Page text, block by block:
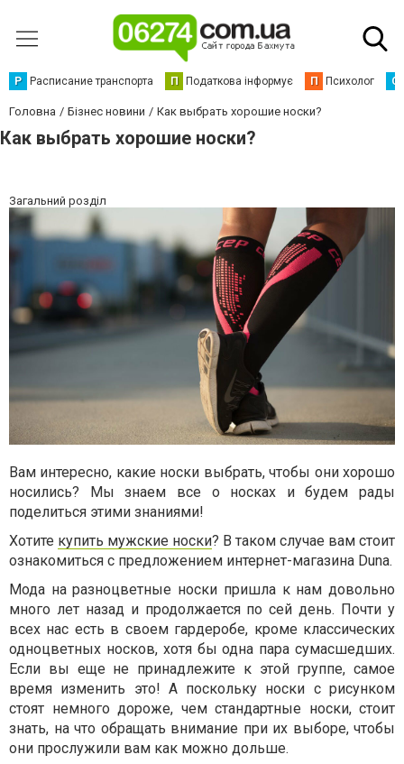
Р Расписание транспорта П Податкова інформує П Психолог С
Головна Бізнес новини Как выбрать хорошие носки?
Как выбрать хорошие носки?
Загальний розділ
Вам интересно, какие носки выбрать, чтобы они хорошо
носились? Мы знаем все о носках и будем рады
поделиться этими знаниями!
Хотите купить мужские носки? В таком случае вам стоит
ознакомиться с предложением интернет-магазина Duna.
Мода на разноцветные носки пришла к нам довольно
много лет назад и продолжается по сей день. Почти у
всех нас есть в своем гардеробе, кроме классических
одноцветных носков, хотя бы одна пара сумасшедших.
Если вы еще не принадлежите к этой группе, самое
время изменить это! А поскольку носки с рисунком
стоят немного дороже, чем стандартные носки, стоит
знать, на что обращать внимание при их выборе, чтобы
они прослужили вам как можно дольше.